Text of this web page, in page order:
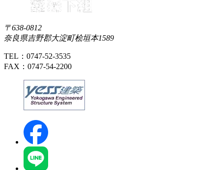
〒638-0812
奈良県吉野郡大淀町桧垣本1589
TEL：0747-52-3535
FAX：0747-54-2200